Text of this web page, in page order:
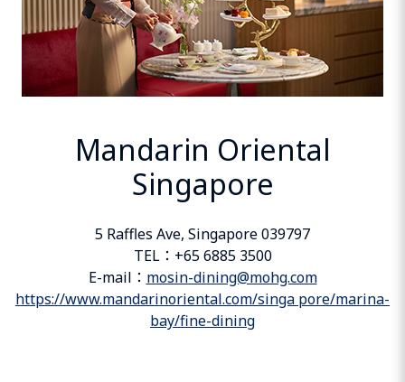
Mandarin Oriental
Singapore
5 Raffles Ave, Singapore 039797
TEL：+65 6885 3500
E-mail： mosin-dining@mohg.com
https://www.mandarinoriental.com/singa pore/marina-
bay/fine-dining